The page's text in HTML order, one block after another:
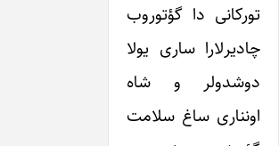
تورکانی دا گؤتوروب
چادیرلارا ساری یولا
دوشدولر و شاه
اونناری ساغ سلامت